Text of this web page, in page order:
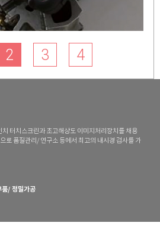
2 3 4
터치스크린과 초고해상도 이미지처리장치를 채용
로 품질관리/ 연구소 등에서 최고의 내시경 검사를 가
품/ 정밀가공